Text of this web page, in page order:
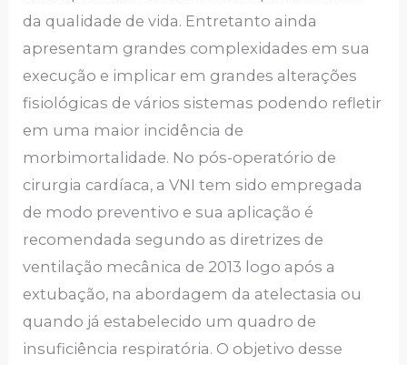
da qualidade de vida. Entretanto ainda
apresentam grandes complexidades em sua
execução e implicar em grandes alterações
fisiológicas de vários sistemas podendo refletir
em uma maior incidência de
morbimortalidade. No pós-operatório de
cirurgia cardíaca, a VNI tem sido empregada
de modo preventivo e sua aplicação é
recomendada segundo as diretrizes de
ventilação mecânica de 2013 logo após a
extubação, na abordagem da atelectasia ou
quando já estabelecido um quadro de
insuficiência respiratória. O objetivo desse